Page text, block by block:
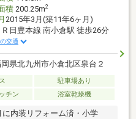
積200.25m2
2015年3月(築11年6ヶ月)
Ｒ日豊本線 南小倉駅 徒歩26分
交通
県北九州市小倉北区泉台２
駐車場あり
チン 浴室乾燥機
内装リフォーム済・小学